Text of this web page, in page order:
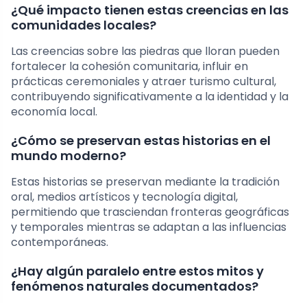
¿Qué impacto tienen estas creencias en las
comunidades locales?
Las creencias sobre las piedras que lloran pueden
fortalecer la cohesión comunitaria, influir en
prácticas ceremoniales y atraer turismo cultural,
contribuyendo significativamente a la identidad y la
economía local.
¿Cómo se preservan estas historias en el
mundo moderno?
Estas historias se preservan mediante la tradición
oral, medios artísticos y tecnología digital,
permitiendo que trasciendan fronteras geográficas
y temporales mientras se adaptan a las influencias
contemporáneas.
¿Hay algún paralelo entre estos mitos y
fenómenos naturales documentados?